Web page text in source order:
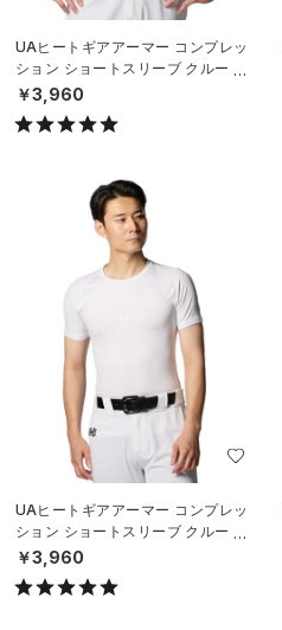
UAヒートギアアーマー コンプレッ
ション ショートスリーブ クルー シ
ャツ（ベースボール/MEN）
￥3,960
UAヒートギアアーマー コンプレッ
ション ショートスリーブ クルー シ
ャツ（ベースボール/MEN）
￥3,960